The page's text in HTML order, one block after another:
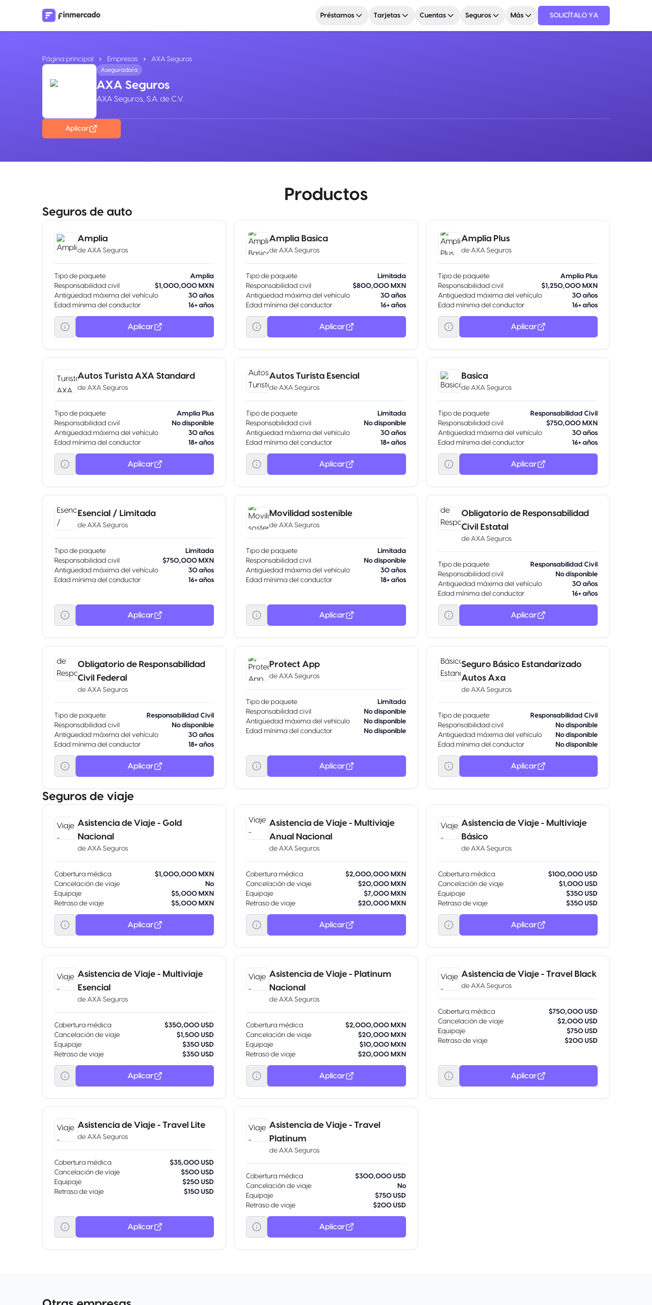
Préstamos Tarjetas Cuentas Seguros Más SOLICÍTALO YA
Página principal Empresas AXA Seguros
Aseguradora
AXA Seguros
AXA Seguros, S.A. de C.V.
Aplicar
Productos
Seguros de auto
Amplia
de AXA Seguros
Tipo de paquete
Amplia
Responsabilidad civil
$1,000,000 MXN
Antigüedad máxima del vehículo
30 años
Edad mínima del conductor
16+ años
Aplicar
Amplia Basica
de AXA Seguros
Tipo de paquete
Limitada
Responsabilidad civil
$800,000 MXN
Antigüedad máxima del vehículo
30 años
Edad mínima del conductor
16+ años
Aplicar
Amplia Plus
de AXA Seguros
Tipo de paquete
Amplia Plus
Responsabilidad civil
$1,250,000 MXN
Antigüedad máxima del vehículo
30 años
Edad mínima del conductor
16+ años
Aplicar
Autos Turista AXA Standard
de AXA Seguros
Tipo de paquete
Amplia Plus
Responsabilidad civil
No disponible
Antigüedad máxima del vehículo
30 años
Edad mínima del conductor
18+ años
Aplicar
Autos Turista Esencial
de AXA Seguros
Tipo de paquete
Limitada
Responsabilidad civil
No disponible
Antigüedad máxima del vehículo
30 años
Edad mínima del conductor
18+ años
Aplicar
Basica
de AXA Seguros
Tipo de paquete
Responsabilidad Civil
Responsabilidad civil
$750,000 MXN
Antigüedad máxima del vehículo
30 años
Edad mínima del conductor
16+ años
Aplicar
Esencial / Limitada
de AXA Seguros
Tipo de paquete
Limitada
Responsabilidad civil
$750,000 MXN
Antigüedad máxima del vehículo
30 años
Edad mínima del conductor
16+ años
Aplicar
Movilidad sostenible
de AXA Seguros
Tipo de paquete
Limitada
Responsabilidad civil
No disponible
Antigüedad máxima del vehículo
30 años
Edad mínima del conductor
18+ años
Aplicar
Obligatorio de Responsabilidad
Civil Estatal
de AXA Seguros
Tipo de paquete
Responsabilidad Civil
Responsabilidad civil
No disponible
Antigüedad máxima del vehículo
30 años
Edad mínima del conductor
16+ años
Aplicar
Obligatorio de Responsabilidad
Civil Federal
de AXA Seguros
Tipo de paquete
Responsabilidad Civil
Responsabilidad civil
No disponible
Antigüedad máxima del vehículo
30 años
Edad mínima del conductor
18+ años
Aplicar
Protect App
de AXA Seguros
Tipo de paquete
Limitada
Responsabilidad civil
No disponible
Antigüedad máxima del vehículo
No disponible
Edad mínima del conductor
No disponible
Aplicar
Seguro Básico Estandarizado
Autos Axa
de AXA Seguros
Tipo de paquete
Responsabilidad Civil
Responsabilidad civil
No disponible
Antigüedad máxima del vehículo
No disponible
Edad mínima del conductor
No disponible
Aplicar
Seguros de viaje
Asistencia de Viaje - Gold
Nacional
de AXA Seguros
Cobertura médica
$1,000,000 MXN
Cancelación de viaje
No
Equipaje
$5,000 MXN
Retraso de viaje
$5,000 MXN
Aplicar
Asistencia de Viaje - Multiviaje
Anual Nacional
de AXA Seguros
Cobertura médica
$2,000,000 MXN
Cancelación de viaje
$20,000 MXN
Equipaje
$7,000 MXN
Retraso de viaje
$20,000 MXN
Aplicar
Asistencia de Viaje - Multiviaje
Básico
de AXA Seguros
Cobertura médica
$100,000 USD
Cancelación de viaje
$1,000 USD
Equipaje
$350 USD
Retraso de viaje
$350 USD
Aplicar
Asistencia de Viaje - Multiviaje
Esencial
de AXA Seguros
Cobertura médica
$350,000 USD
Cancelación de viaje
$1,500 USD
Equipaje
$350 USD
Retraso de viaje
$350 USD
Aplicar
Asistencia de Viaje - Platinum
Nacional
de AXA Seguros
Cobertura médica
$2,000,000 MXN
Cancelación de viaje
$20,000 MXN
Equipaje
$10,000 MXN
Retraso de viaje
$20,000 MXN
Aplicar
Asistencia de Viaje - Travel Black
de AXA Seguros
Cobertura médica
$750,000 USD
Cancelación de viaje
$2,000 USD
Equipaje
$750 USD
Retraso de viaje
$200 USD
Aplicar
Asistencia de Viaje - Travel Lite
de AXA Seguros
Cobertura médica
$35,000 USD
Cancelación de viaje
$500 USD
Equipaje
$250 USD
Retraso de viaje
$150 USD
Aplicar
Asistencia de Viaje - Travel
Platinum
de AXA Seguros
Cobertura médica
$300,000 USD
Cancelación de viaje
No
Equipaje
$750 USD
Retraso de viaje
$200 USD
Aplicar